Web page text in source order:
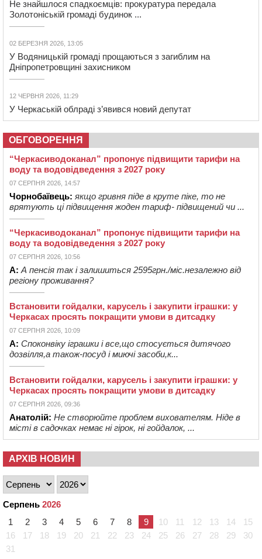
Не знайшлося спадкоємців: прокуратура передала
Золотоніській громаді будинок ...
02 БЕРЕЗНЯ 2026, 13:05
У Водяницькій громаді прощаються з загиблим на
Дніпропетровщині захисником
12 ЧЕРВНЯ 2026, 11:29
У Черкаській облраді з’явився новий депутат
ОБГОВОРЕННЯ
“Черкасиводоканал” пропонує підвищити тарифи на
воду та водовідведення з 2027 року
07 СЕРПНЯ 2026, 14:57
Чорнобаївець: якщо гривня піде в круте піке, то не
врятують ці підвищення жоден тариф- підвищений чи ...
“Черкасиводоканал” пропонує підвищити тарифи на
воду та водовідведення з 2027 року
07 СЕРПНЯ 2026, 10:56
А: А пенсія так і залишиться 2595грн./міс.незалежно від
регіону проживання?
Встановити гойдалки, карусель і закупити іграшки: у
Черкасах просять покращити умови в дитсадку
07 СЕРПНЯ 2026, 10:09
А: Споконвіку іграшки і все,що стосується дитячого
дозвілля,а також-посуд і миючі засоби,к...
Встановити гойдалки, карусель і закупити іграшки: у
Черкасах просять покращити умови в дитсадку
07 СЕРПНЯ 2026, 09:36
Анатолій: Не створюйте проблем вихователям. Ніде в
місті в садочках немає ні гірок, ні гойдалок, ...
АРХІВ НОВИН
Серпень 2026
1
2 3 4 5 6 7 8 9 10 11 12 13 14
15
16
17 18 19 20 21 22 23 24 25 26 27 28 29
30
31